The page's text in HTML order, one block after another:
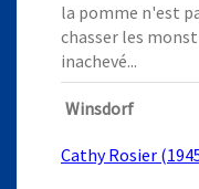
la pomme n'est
chasser les
inachevé...
Winsdorf
Cathy Rosier